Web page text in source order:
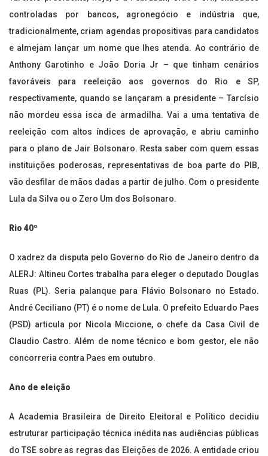
controladas por bancos, agronegócio e indústria que,
tradicionalmente, criam agendas propositivas para candidatos
e almejam lançar um nome que lhes atenda. Ao contrário de
Anthony Garotinho e João Doria Jr – que tinham cenários
favoráveis para reeleição aos governos do Rio e SP,
respectivamente, quando se lançaram a presidente – Tarcísio
não mordeu essa isca de armadilha. Vai a uma tentativa de
reeleição com altos índices de aprovação, e abriu caminho
para o plano de Jair Bolsonaro. Resta saber com quem essas
instituições poderosas, representativas de boa parte do PIB,
vão desfilar de mãos dadas a partir de julho. Com o presidente
Lula da Silva ou o Zero Um dos Bolsonaro.
Rio 40º
O xadrez da disputa pelo Governo do Rio de Janeiro dentro da
ALERJ: Altineu Cortes trabalha para eleger o deputado Douglas
Ruas (PL). Seria palanque para Flávio Bolsonaro no Estado.
André Ceciliano (PT) é o nome de Lula. O prefeito Eduardo Paes
(PSD) articula por Nicola Miccione, o chefe da Casa Civil de
Claudio Castro. Além de nome técnico e bom gestor, ele não
concorreria contra Paes em outubro.
Ano de eleição
A Academia Brasileira de Direito Eleitoral e Político decidiu
estruturar participação técnica inédita nas audiências públicas
do TSE sobre as regras das Eleições de 2026. A entidade criou